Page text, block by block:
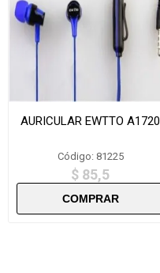
AURICULAR EWTTO A1720
Código: 81225
$ 85,5